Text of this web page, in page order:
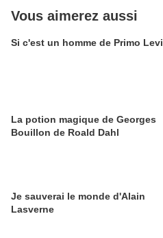
Vous aimerez aussi
Si c'est un homme de Primo Levi
La potion magique de Georges
Bouillon de Roald Dahl
Je sauverai le monde d'Alain
Lasverne